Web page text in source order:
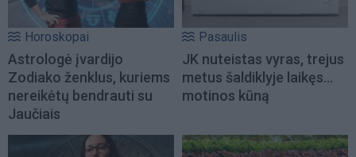
Horoskopai
Astrologė įvardijo
Zodiako ženklus, kuriems
nereikėtų bendrauti su
Jaučiais
Pasaulis
JK nuteistas vyras, trejus
metus šaldiklyje laikęs...
motinos kūną